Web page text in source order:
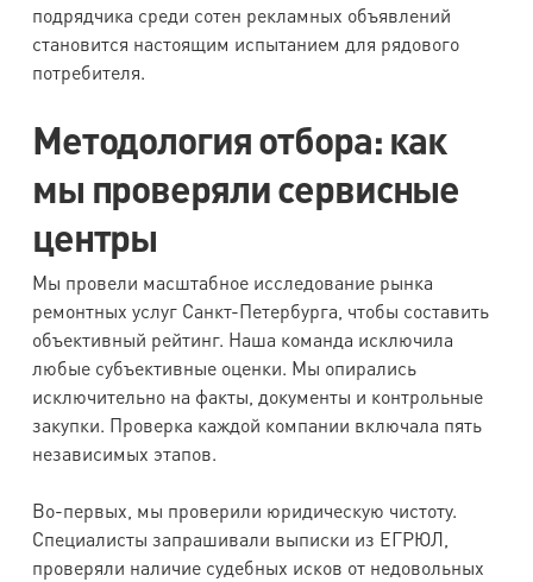
подрядчика среди сотен рекламных объявлений
становится настоящим испытанием для рядового
потребителя.
Методология отбора: как
мы проверяли сервисные
центры
Мы провели масштабное исследование рынка
ремонтных услуг Санкт-Петербурга, чтобы составить
объективный рейтинг. Наша команда исключила
любые субъективные оценки. Мы опирались
исключительно на факты, документы и контрольные
закупки. Проверка каждой компании включала пять
независимых этапов.
Во-первых, мы проверили юридическую чистоту.
Специалисты запрашивали выписки из ЕГРЮЛ,
проверяли наличие судебных исков от недовольных